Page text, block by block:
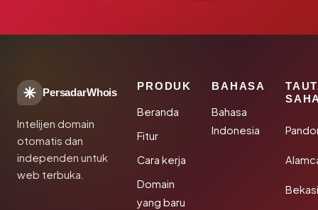
PersadarWhois
Intelijen domain
otomatis dan
independen untuk
web terbuka.
PRODUK
Beranda
Fitur
Cara kerja
Domain
yang baru
BAHASA
Bahasa
Indonesia